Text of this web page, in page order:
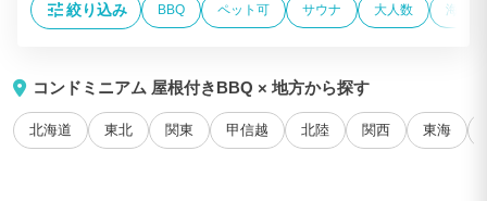
絞り込み BBQ ペット可 サウナ 大人数 海が
コンドミニアム 屋根付きBBQ × 地方から探す
北海道 東北 関東 甲信越 北陸 関西 東海